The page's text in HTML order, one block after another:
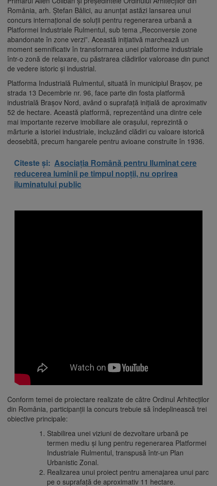
România, arh. Ștefan Bâlici, au anunțat astăzi lansarea unui
concurs internațional de soluții pentru regenerarea urbană a
Platformei Industriale Rulmentul, sub tema „Reconversie zone
abandonate în zone verzi”. Această inițiativă marchează un
moment semnificativ în transformarea unei platforme industriale
într-o zonă de relaxare, cu păstrarea clădirilor valoroase din punct
de vedere istoric și industrial.
Platforma Industrială Rulmentul, situată în municipiul Brașov, pe
strada 13 Decembrie nr. 96, face parte din fosta platformă
industrială Brașov Nord, având o suprafață inițială de aproximativ
52 de hectare. Această platformă, reprezentând una dintre cele
mai importante rezerve imobiliare ale orașului, reprezintă o
mărturie a istoriei industriale, incluzând clădiri cu valoare istorică
deosebită, precum hangarele pentru avioane construite în 1936.
Citeste și: Asociația Română pentru Iluminat cere
reducerea luminii pe timpul nopții, nu oprirea
iluminatului public
Conform temei de proiectare realizate de către Ordinul Arhitecților
din România, participanții la concurs trebuie să îndeplinească trei
obiective principale:
Stabilirea unei viziuni de dezvoltare urbană pe
termen mediu și lung pentru regenerarea Platformei
Industriale Rulmentul, transpusă într-un Plan
Urbanistic Zonal.
Realizarea unui proiect pentru amenajarea unui parc
pe o suprafață de aproximativ 11 hectare.